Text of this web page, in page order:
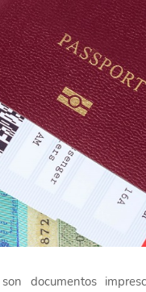
documentos